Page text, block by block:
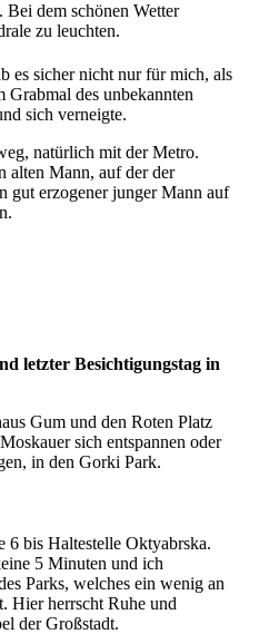
dem schönen Wetter
zu leuchten.
es sicher nicht nur für mich, als
Grabmal des unbekannten
sich verneigte.
natürlich mit der Metro.
alten Mann, auf der der
gut erzogener junger Mann auf
letzter Besichtigungstag in
Gum und den Roten Platz
sich entspannen oder
in den Gorki Park.
bis Haltestelle Oktyabrska.
5 Minuten und ich
Parks, welches ein wenig an
Hier herrscht Ruhe und
der Großstadt.